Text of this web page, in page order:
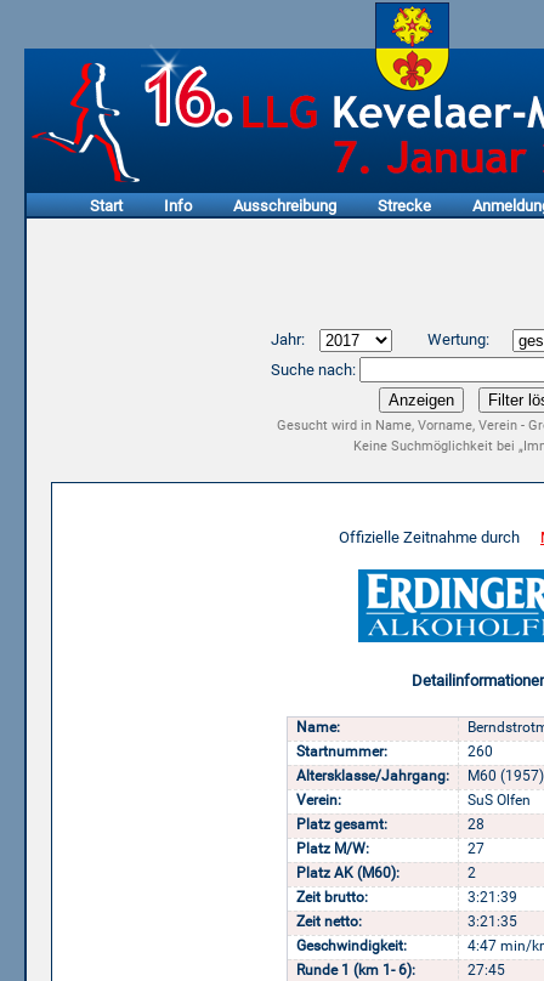
Start Info Ausschreibung Strecke
Jahr:
Wertung:
Suche nach:
Gesucht wird in Name, Vorname, Verein -
Keine Suchmöglichkeit bei
Offizielle Zeitnahme durch
Name:
Startnummer:
260
Altersklasse/Jahrgang:
M60 (1957)
Verein:
SuS Olfen
Platz gesamt:
28
Platz M/W:
27
Platz AK (M60):
2
Zeit brutto:
3:21:39
Zeit netto:
3:21:35
Geschwindigkeit:
4:47 min/
Runde 1 (km 1- 6):
27:45